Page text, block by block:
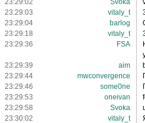
23:29:02 Svoka
23:29:03
vitaly_t
23:29:04
barlog
23:29:18
vitaly_t
23:29:36
FSA
23:29:39
aim
23:29:44
mwconvergence
23:29:46
some0ne
23:29:53
oneivan
23:29:58
Svoka
23:30:02
vitaly_t